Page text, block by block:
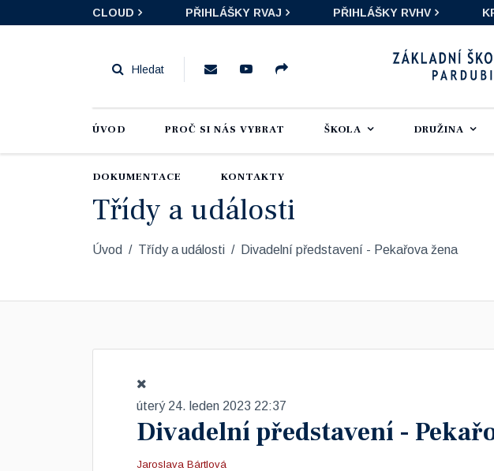
CLOUD PŘIHLÁŠKY RVAJ PŘIHLÁŠKY RVHV
ÚVOD PROČ SI NÁS VYBRAT ŠKOLA DRUŽINA
DOKUMENTACE KONTAKTY
Třídy a události
Úvod Třídy a události Divadelní představení - Pekařova žena
úterý 24. leden 2023 22:37
Divadelní představení -
Jaroslava Bártlová